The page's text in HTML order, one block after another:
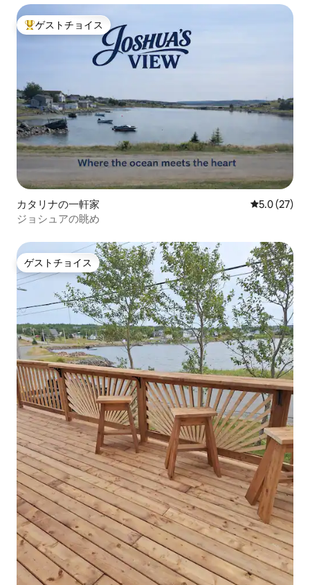
大好評のゲストチョイスです。
ゲストチョイス
カタリナの一軒家 レビュー27
5.0 (27)
ジョシュアの眺め
ゲストチョイス
ゲストチョイス